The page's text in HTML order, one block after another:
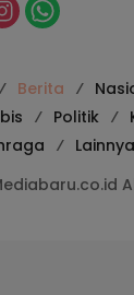
Berita
Politik
Lainnya